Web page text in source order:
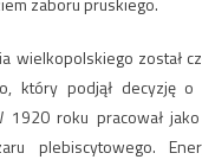
wielkopolskiego został
który podjął decyzję
1920 roku pracował
plebiscytowego.